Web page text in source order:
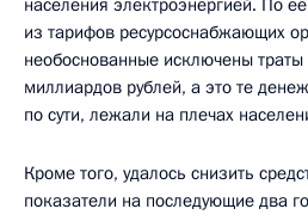
населения электроэнергией. По
из тарифов ресурсоснабжающих
необоснованные исключены траты
миллиардов рублей, а это те
по сути, лежали на плечах
Кроме того, удалось снизить
показатели на последующие два